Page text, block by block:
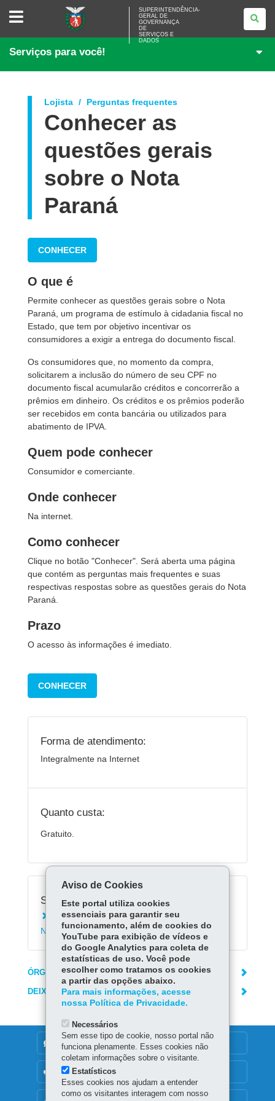
SUPERINTENDÊNCIA-
<BR>GOVERNANÇA
SERVIÇOS
DADOS
SUPERINTENDÊNCIA-
GERAL DE
GOVERNANÇA
DE
SERVIÇOS E
DADOS
Serviços para você!
Lojista Perguntas frequentes
Conhecer as
questões gerais
sobre o Nota
Paraná
CONHECER
O que é
Permite conhecer as questões gerais sobre o Nota
Paraná, um programa de estímulo à cidadania fiscal no
Estado, que tem por objetivo incentivar os
consumidores a exigir a entrega do documento fiscal.
Os consumidores que, no momento da compra,
solicitarem a inclusão do número de seu CPF no
documento fiscal acumularão créditos e concorrerão a
prêmios em dinheiro. Os créditos e os prêmios poderão
ser recebidos em conta bancária ou utilizados para
abatimento de IPVA.
Quem pode conhecer
Consumidor e comerciante.
Onde conhecer
Na internet.
Como conhecer
Clique no botão "Conhecer". Será aberta uma página
que contém as perguntas mais frequentes e suas
respectivas respostas sobre as questões gerais do Nota
Paraná.
Prazo
O acesso às informações é imediato.
CONHECER
Forma de atendimento:
Integralmente na Internet
Quanto custa:
Gratuito.
Serviços Relacionados:
Saber como são depositados os créditos do
Nota Paraná na conta bancária
ÓRGÃO RESPONSÁVEL
DEIXE SUA OPINIÃO
DENUNCIE CORRUPÇÃO
OUVIDORIA
Aviso de Cookies
Este portal utiliza cookies
essenciais para garantir seu
funcionamento, além de cookies do
YouTube para exibição de vídeos e
do Google Analytics para coleta de
estatísticas de uso. Você pode
escolher como tratamos os cookies
a partir das opções abaixo.
Para mais informações, acesse
nossa Política de Privacidade.
Necessários
Sem esse tipo de cookie, nosso portal não
funciona plenamente. Esses cookies não
coletam informações sobre o visitante.
Estatísticos
Esses cookies nos ajudam a entender
como os visitantes interagem com nosso